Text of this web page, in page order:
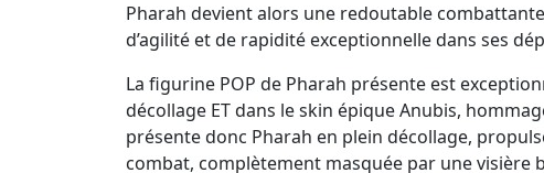
Pharah devient alors une redoutable
d’agilité et de rapidité exceptionnelle dans ses
La figurine POP de Pharah présente est
décollage ET dans le skin épique Anubis,
présente donc Pharah en plein décollage,
combat, complètement masquée par une visière